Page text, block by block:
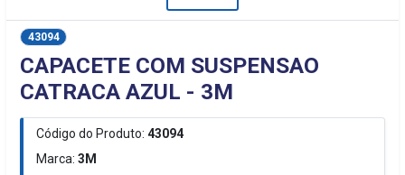
43094
CAPACETE COM SUSPENSAO
CATRACA AZUL - 3M
Código do Produto: 43094
Marca:3M